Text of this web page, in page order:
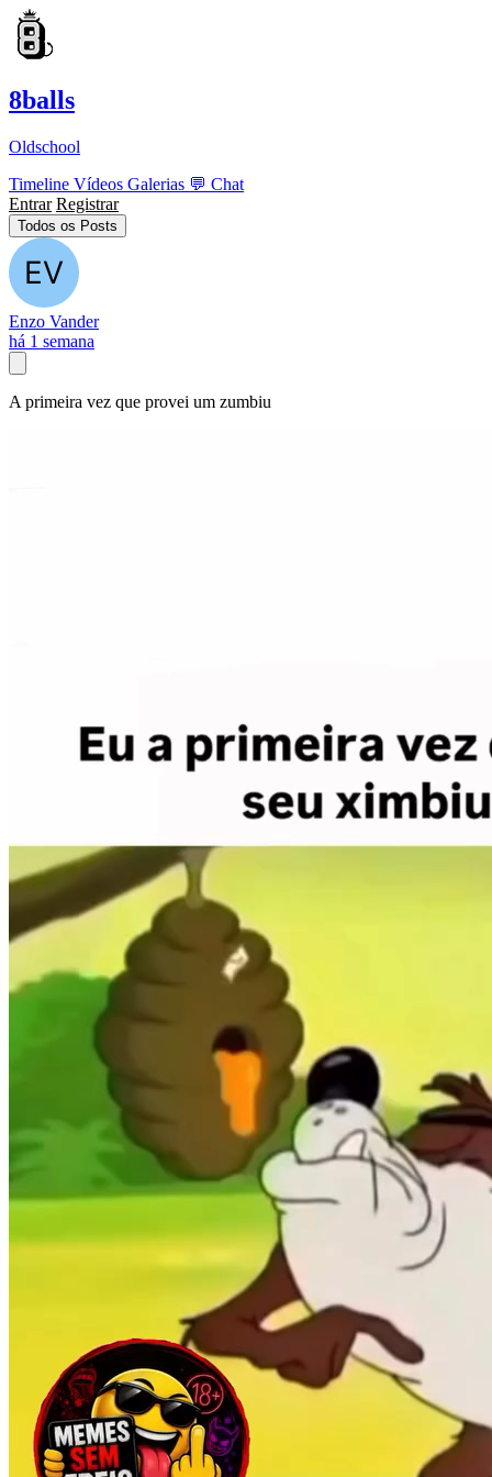
8balls
Oldschool
Timeline Vídeos Galerias 💬 Chat
Entrar Registrar
Todos os Posts
Enzo Vander
há 1 semana
A primeira vez que provei um zumbiu